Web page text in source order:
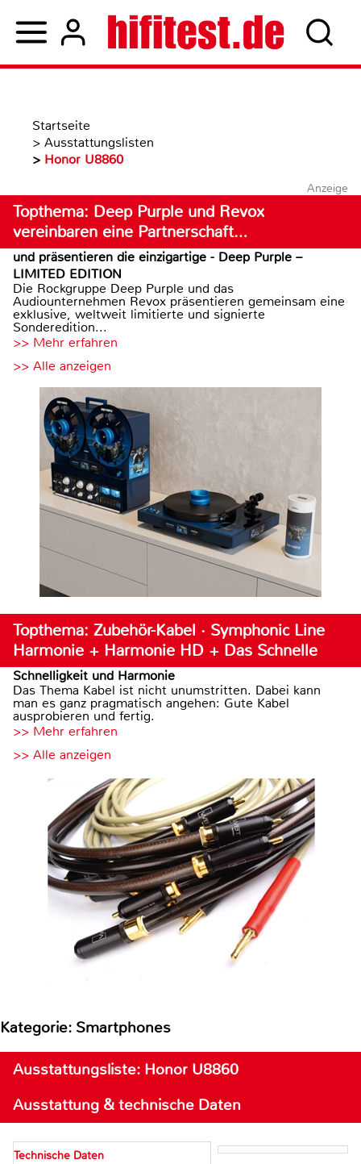
Startseite
> Ausstattungslisten
> Honor U8860
Anzeige
Topthema: Deep Purple und Revox
vereinbaren eine Partnerschaft…
und präsentieren die einzigartige - Deep Purple –
LIMITED EDITION
Die Rockgruppe Deep Purple und das
Audiounternehmen Revox präsentieren gemeinsam eine
exklusive, weltweit limitierte und signierte
Sonderedition...
>> Mehr erfahren
>> Alle anzeigen
Topthema: Zubehör-Kabel · Symphonic Line
Harmonie + Harmonie HD + Das Schnelle
Schnelligkeit und Harmonie
Das Thema Kabel ist nicht unumstritten. Dabei kann
man es ganz pragmatisch angehen: Gute Kabel
ausprobieren und fertig.
>> Mehr erfahren
>> Alle anzeigen
Kategorie: Smartphones
Ausstattungsliste: Honor U8860
Ausstattung & technische Daten
Technische Daten